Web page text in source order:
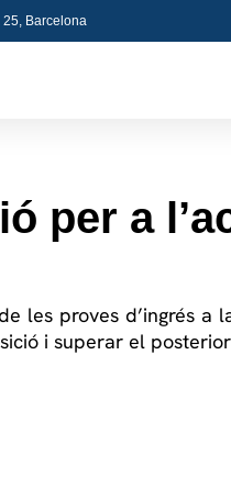
25, Barcelona
per a
les proves d’ingrés a
i superar el